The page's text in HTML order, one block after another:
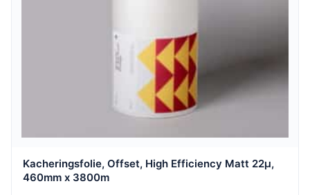
Kacheringsfolie, Offset, High Efficiency Matt 22µ,
460mm x 3800m